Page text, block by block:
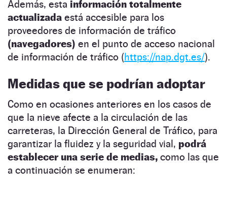
Además, esta información totalmente
actualizada está accesible para los
proveedores de información de tráfico
(navegadores) en el punto de acceso nacional
de información de tráfico (https://nap.dgt.es/).
Medidas que se podrían adoptar
Como en ocasiones anteriores en los casos de
que la nieve afecte a la circulación de las
carreteras, la Dirección General de Tráfico, para
garantizar la fluidez y la seguridad vial, podrá
establecer una serie de medias, como las que
a continuación se enumeran: